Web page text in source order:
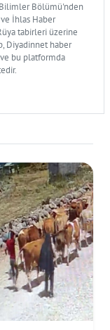
Bölümü'nden
İhlas Haber
tabirleri üzerine
Diyadinnet haber
bu platformda